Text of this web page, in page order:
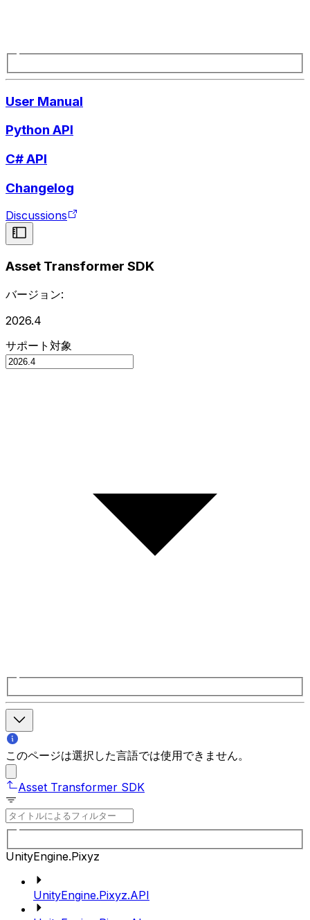
User Manual
Python API
C# API
Changelog
Discussions
Asset Transformer SDK
バージョン:
2026.4
サポート対象
このページは選択した言語では使用できません。
Asset Transformer SDK
UnityEngine.Pixyz
UnityEngine.Pixyz.API